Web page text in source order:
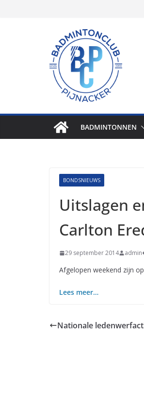
BADMINTONNEN
BONDSNIEUWS
Uitslagen
Carlton
29 september 2014 admin
Afgelopen weekend zijn
Lees meer…
Nationale